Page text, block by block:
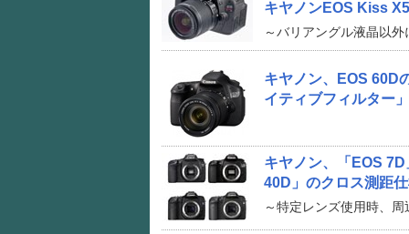
キヤノンEOS Kiss X5
～バリアングル液晶以
キヤノン、EOS 60D
イティブフィルター
キヤノン、「EOS
40D」のクロス測距
～特定レンズ使用時、